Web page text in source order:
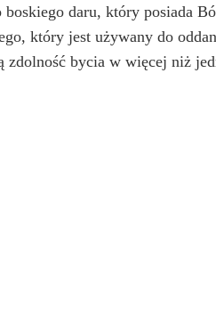
daru, który posiada
który jest używany do
bycia w więcej niż